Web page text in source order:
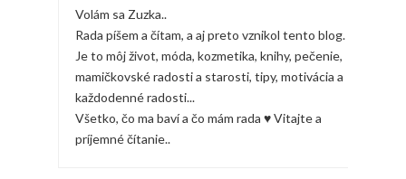
Volám sa Zuzka..
Rada píšem a čítam, a aj preto vznikol tento blog.
Je to môj život, móda, kozmetika, knihy, pečenie,
mamičkovské radosti a starosti, tipy, motivácia a
každodenné radosti...
Všetko, čo ma baví a čo mám rada ♥ Vitajte a
príjemné čítanie..